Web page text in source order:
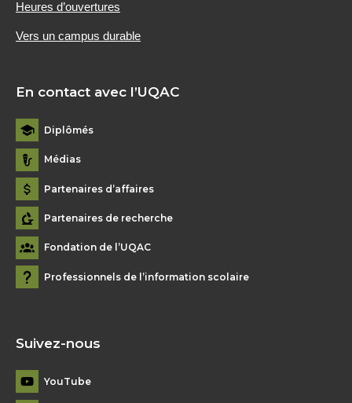
Heures d’ouvertures
Vers un campus durable
En contact avec l’UQAC
Diplômés
Médias
Partenaires d’affaires
Partenaires de recherche
Fondation de l’UQAC
Professionnels de l’information scolaire
Suivez-nous
YouTube